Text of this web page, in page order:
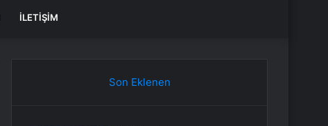
İLETIŞIM
Son Eklenen